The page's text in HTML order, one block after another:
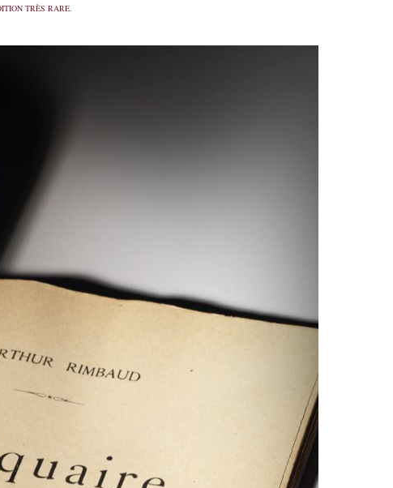
TRÈS RARE.